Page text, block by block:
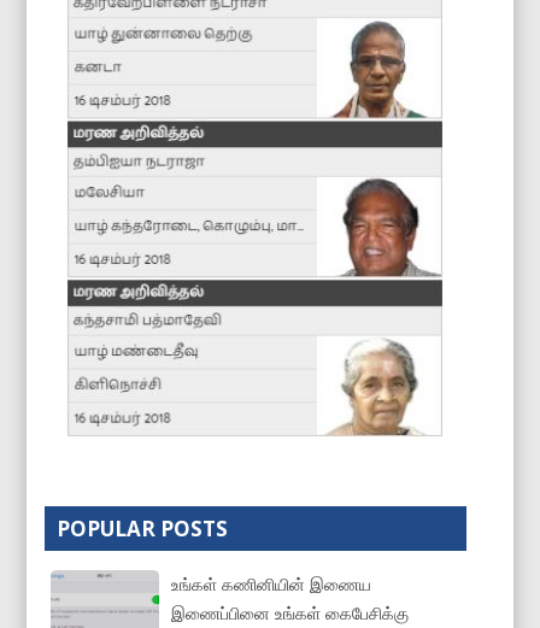
POPULAR POSTS
உங்கள் கணினியின் இணைய
இணைப்பினை உங்கள் கைபேசிக்கு